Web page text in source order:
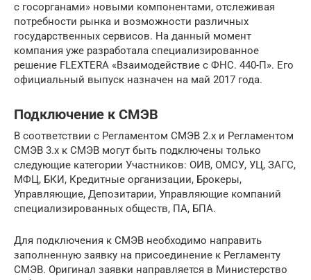
с госорганами» новыми компонентами, отслеживая
потребности рынка и возможности различных
государственных сервисов. На данный момент
компания уже разработала специализированное
решение FLEXTERA «Взаимодействие с ФНС. 440-П». Его
официальный выпуск назначен на май 2017 года.
Подключение к СМЭВ
В соответствии с Регламентом СМЭВ 2.х и Регламентом
СМЭВ 3.х к СМЭВ могут быть подключены только
следующие категории Участников: ОИВ, ОМСУ, УЦ, ЗАГС,
МФЦ, БКИ, Кредитные организации, Брокеры,
Управляющие, Депозитарии, Управляющие компаний
специализированных обществ, ПА, БПА.
Для подключения к СМЭВ необходимо направить
заполненную заявку на присоединение к Регламенту
СМЭВ. Оригинал заявки направляется в Министерство